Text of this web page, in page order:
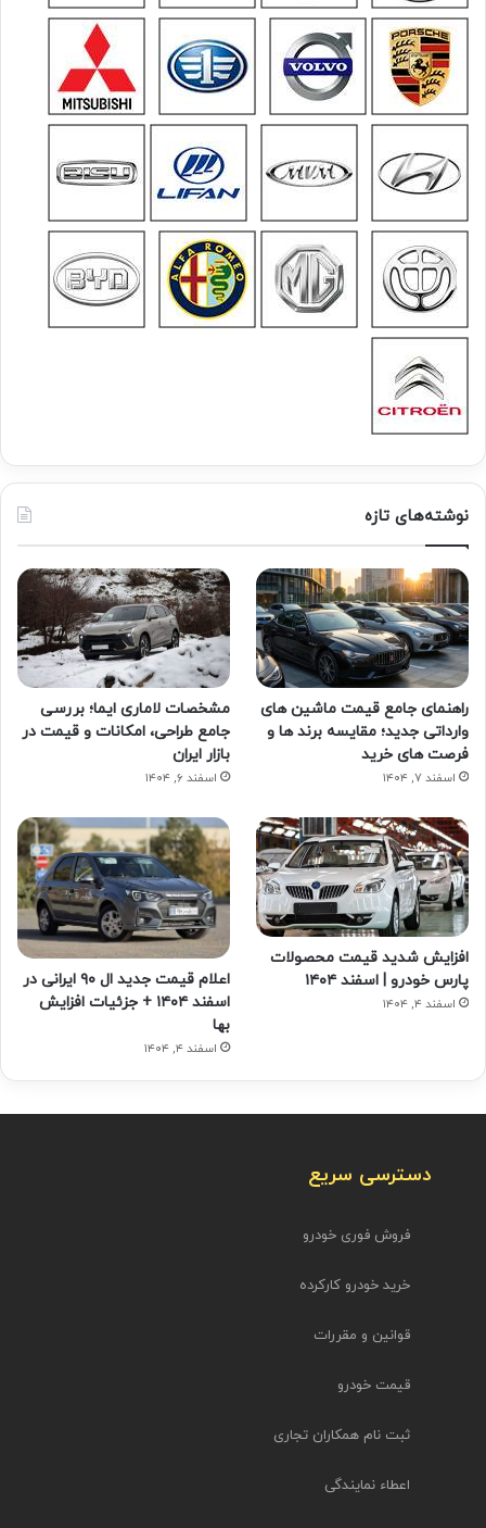
نوشته‌های تازه
راهنمای جامع قیمت ماشین های
وارداتی جدید؛ مقایسه برند ها و
فرصت های خرید
اسفند ۷, ۱۴۰۴
مشخصات لاماری ایما؛ بررسی
جامع طراحی، امکانات و قیمت در
بازار ایران
اسفند ۶, ۱۴۰۴
افزایش شدید قیمت محصولات
پارس خودرو | اسفند ۱۴۰۴
اسفند ۴, ۱۴۰۴
اعلام قیمت جدید ال ۹۰ ایرانی در
اسفند ۱۴۰۴ + جزئیات افزایش
بها
اسفند ۴, ۱۴۰۴
دسترسی سریع
فروش فوری خودرو
خرید خودرو کارکرده
قوانین و مقررات
قیمت خودرو
ثبت نام همکاران تجاری
اعطاء نمایندگی